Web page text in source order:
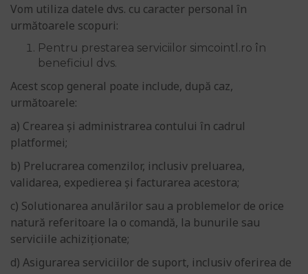
Vom utiliza datele dvs. cu caracter personal în
următoarele scopuri:
Pentru prestarea serviciilor simcointl.ro în
beneficiul dvs.
Acest scop general poate include, după caz,
următoarele:
a) Crearea și administrarea contului în cadrul
platformei;
b) Prelucrarea comenzilor, inclusiv preluarea,
validarea, expedierea și facturarea acestora;
c) Solutionarea anulărilor sau a problemelor de orice
natură referitoare la o comandă, la bunurile sau
serviciile achiziționate;
d) Asigurarea serviciilor de suport, inclusiv oferirea de